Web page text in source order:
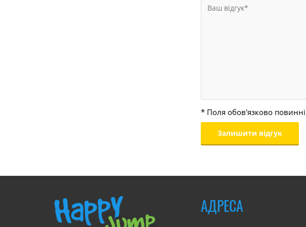
* Поля обов'язково
АДРЕСА